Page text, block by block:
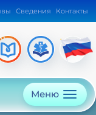
Сведения Контакты
Меню